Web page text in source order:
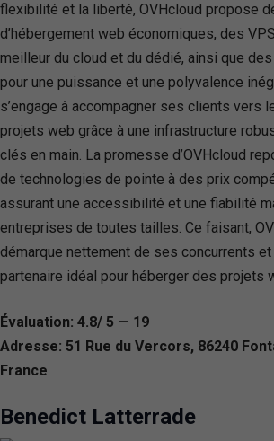
flexibilité et la liberté, OVHcloud propose
d’hébergement web économiques, des
meilleur du cloud et du dédié, ainsi que
pour une puissance et une polyvalence
s’engage à accompagner ses clients vers
projets web grâce à une infrastructure
clés en main. La promesse d’OVHcloud
de technologies de pointe à des prix
assurant une accessibilité et une fiabilité
entreprises de toutes tailles. Ce faisant,
démarque nettement de ses concurrents
partenaire idéal pour héberger des projets
Évaluation: 4.8/ 5 — 19
Adresse: 51 Rue du Vercors, 86240
France
Benedict Latterrade